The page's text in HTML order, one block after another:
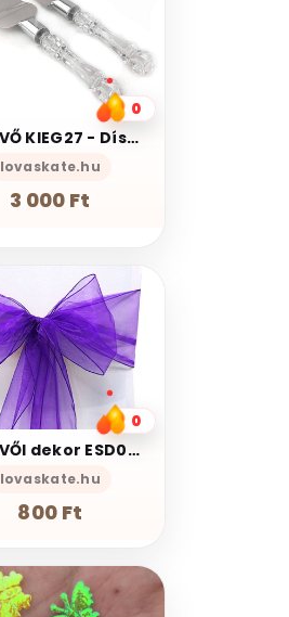
0
ESKÜVŐ KIEG27 - Díszes nyelű esküvői tortavágó kés szett - spatula és szeletelő
lovaskate.hu
3 000 Ft
0
ESKÜVŐI dekor ESD02 – Organza vagy tüll székmasni - választható szín
lovaskate.hu
800 Ft